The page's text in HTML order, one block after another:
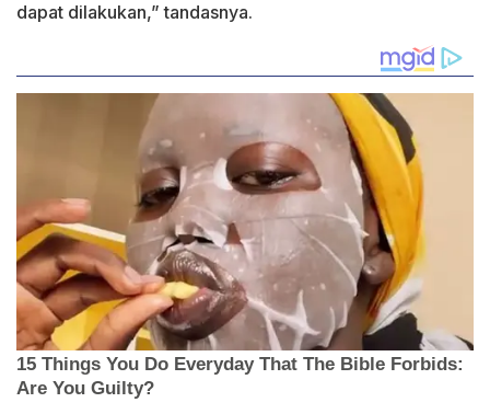
dapat dilakukan,” tandasnya.